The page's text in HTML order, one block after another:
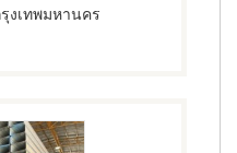
งเทพมหานคร